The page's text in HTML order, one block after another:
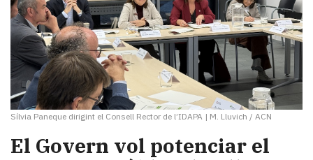
Sílvia Paneque dirigint el Consell Rector de l’IDAPA | M. Lluvich / ACN
El Govern vol potenciar el